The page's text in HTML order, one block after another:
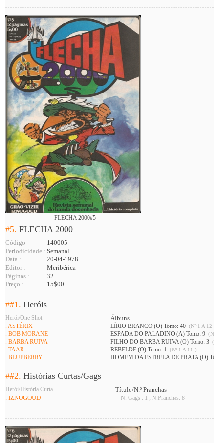
FLECHA 2000#5
#5.FLECHA 2000
Código
140005
Periodicidade : Semanal
Data :
20-04-1978
Editor :
Meribérica
Páginas :
32
Preço :
15$00
##1.Heróis
Herói/One Shot Álbuns
. ASTÉRIX LÍRIO BRANCO (O) Tomo: 40 (Nº 1 A 12 )
. BOB MORANE ESPADA DO PALADINO (A) Tomo: 9 (Nº
. BARBA RUIVA FILHO DO BARBA RUIVA (O) Tomo: 3
. TAAR REBELDE (O) Tomo: 1 (Nº 1 A 11 )
. BLUEBERRY HOMEM DA ESTRELA DE PRATA (O)
##2.Histórias Curtas/Gags
Herói/História Curta
Título/N.º Pranchas
. IZNOGOUD
N. Gags : 1 ; N.Pranchas: 8